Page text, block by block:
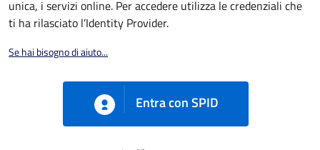
unica, i servizi online. Per accedere utilizza le credenziali che
ti ha rilasciato l’Identity Provider.
Se hai bisogno di aiuto...
Entra con SPID